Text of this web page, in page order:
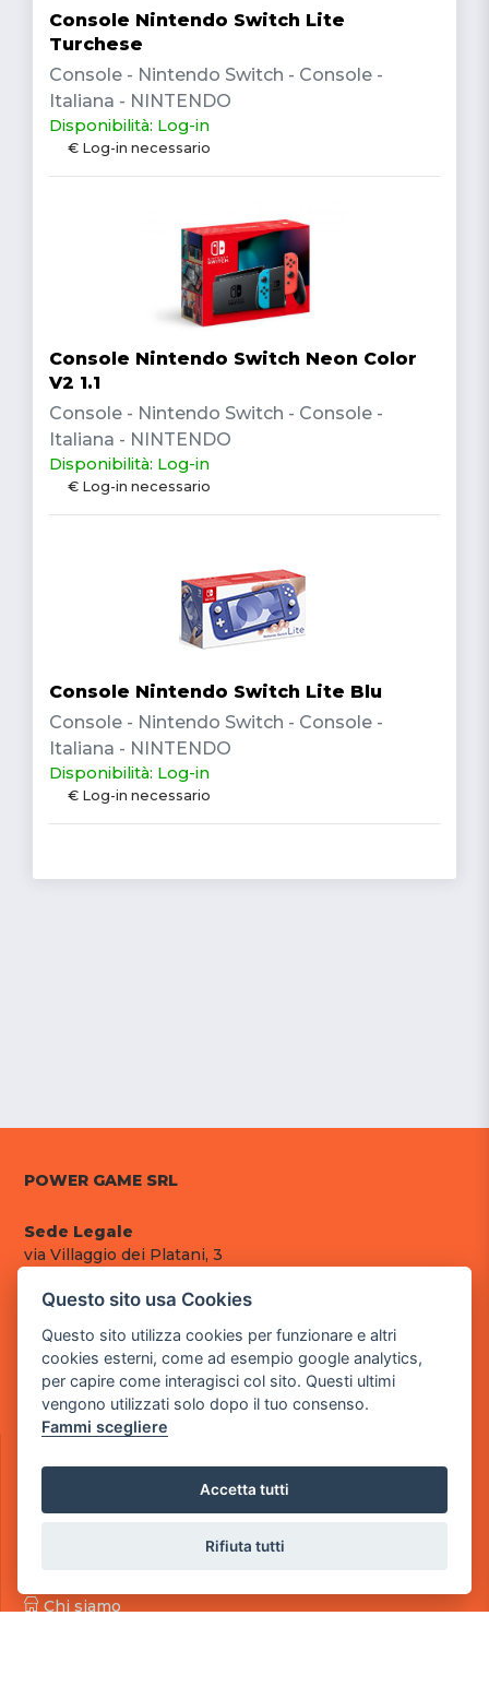
Console Nintendo Switch Lite
Turchese
Console - Nintendo Switch - Console -
Italiana - NINTENDO
Disponibilità: Log-in
€ Log-in necessario
Console Nintendo Switch Neon Color
V2 1.1
Console - Nintendo Switch - Console -
Italiana - NINTENDO
Disponibilità: Log-in
€ Log-in necessario
Console Nintendo Switch Lite Blu
Console - Nintendo Switch - Console -
Italiana - NINTENDO
Disponibilità: Log-in
€ Log-in necessario
POWER GAME SRL
Sede Legale
via Villaggio dei Platani, 3
via Industriale, 2 - 25082 Botticino, BS
Partita iva 03308130982
Cod. SDI: RMRCWXR
CONTATTI
e-mail: info@powergame.it
tel.: +39 030 336 6259
pec: powergamesrl@legalmail.it
Chi siamo
Questo sito usa Cookies
Questo sito utilizza cookies per funzionare e altri
cookies esterni, come ad esempio google analytics,
per capire come interagisci col sito. Questi ultimi
vengono utilizzati solo dopo il tuo consenso.
Fammi scegliere
Accetta tutti
Rifiuta tutti